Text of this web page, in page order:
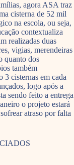
agora ASA traz
cisterna de 52 mil
na escola, ou seja,
contextualiza
realizadas duas
vigias, merendeiras
quanto dos
também
3 cisternas em cada
logo após a
sendo feito a entrega
o projeto estará
atraso por falta